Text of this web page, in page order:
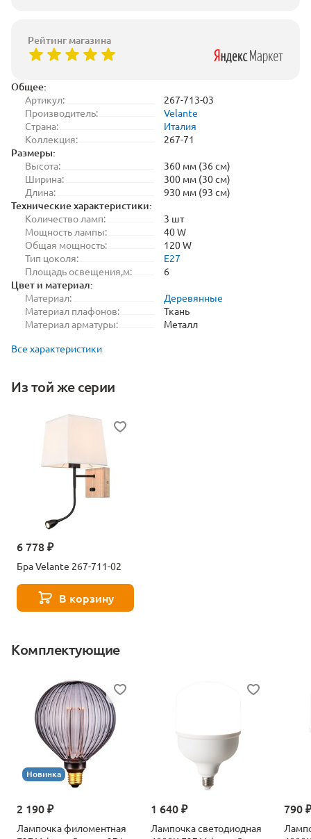
Общее:
Артикул:
267-713-03
Производитель:
Velante
Страна:
Италия
Коллекция:
267-71
Размеры:
Высота:
360 мм (36 см)
Ширина:
300 мм (30 см)
Длина:
930 мм (93 см)
Технические характеристики:
Количество ламп:
3 шт
Мощность лампы:
40 W
Общая мощность:
120 W
Тип цоколя:
E27
Площадь освещения,м:
6
Цвет и материал:
Материал:
Деревянные
Материал плафонов:
Ткань
Материал арматуры:
Металл
Все характеристики
Из той же серии
6 778 ₽
Бра Velante 267-711-02
В корзину
Комплектующие
Новинка
2 190 ₽
Лампочка филоментная
1 640 ₽
Лампочка светодиодная
790
Рейтинг магазина